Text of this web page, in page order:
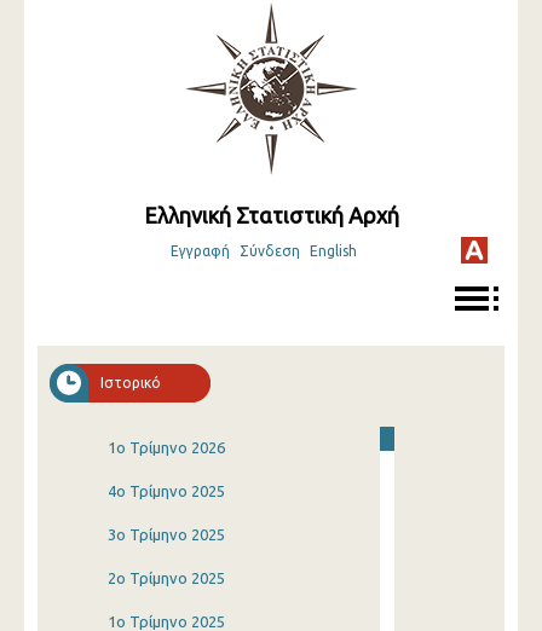
Ελληνική Στατιστική Αρχή
Εγγραφή Σύνδεση English
Ιστορικό
1o Τρίμηνο 2026
4o Τρίμηνο 2025
3o Τρίμηνο 2025
2o Τρίμηνο 2025
1o Τρίμηνο 2025